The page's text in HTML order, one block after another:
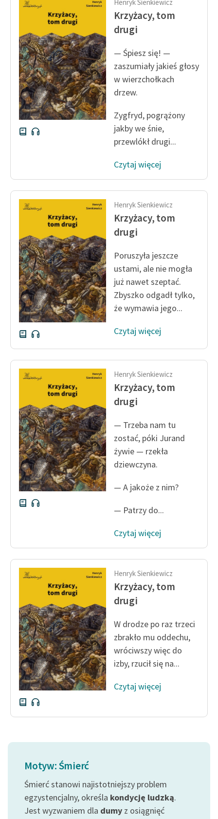
Henryk Sienkiewicz
Krzyżacy, tom
drugi
— Śpiesz się! —
zaszumiały jakieś głosy
w wierzchołkach
drzew.
Zygfryd, pogrążony
jakby we śnie,
przewlókł drugi...
Czytaj więcej
Henryk Sienkiewicz
Krzyżacy, tom
drugi
Poruszyła jeszcze
ustami, ale nie mogła
już nawet szeptać.
Zbyszko odgadł tylko,
że wymawia jego...
Czytaj więcej
Henryk Sienkiewicz
Krzyżacy, tom
drugi
— Trzeba nam tu
zostać, póki Jurand
żywie — rzekła
dziewczyna.
— A jakoże z nim?
— Patrzy do...
Czytaj więcej
Henryk Sienkiewicz
Krzyżacy, tom
drugi
W drodze po raz trzeci
zbrakło mu oddechu,
wróciwszy więc do
izby, rzucił się na...
Czytaj więcej
Motyw: Śmierć
Śmierć stanowi najistotniejszy problem
egzystencjalny, określa kondycję ludzką.
Jest wyzwaniem dla dumy z osiągnięć